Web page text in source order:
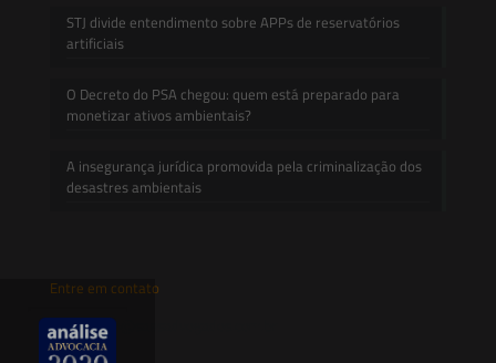
STJ divide entendimento sobre APPs de reservatórios
artificiais
O Decreto do PSA chegou: quem está preparado para
monetizar ativos ambientais?
A insegurança jurídica promovida pela criminalização dos
desastres ambientais
Entre em contato
contato@saesadvogados.com.br